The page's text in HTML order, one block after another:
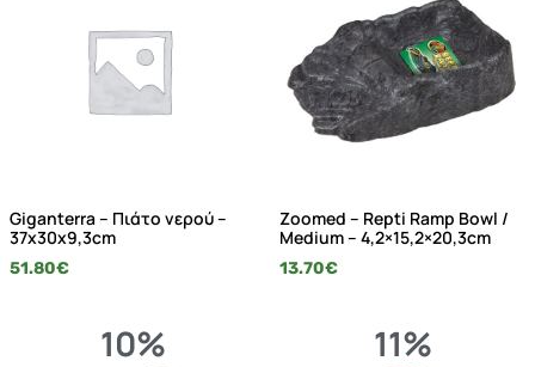
Giganterra – Πιάτο νερού –
37x30x9,3cm
51.80€
Zoomed – Repti Ramp Bowl /
Medium – 4,2×15,2×20,3cm
13.70€
10% 11%